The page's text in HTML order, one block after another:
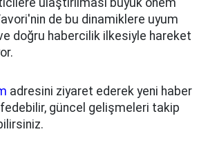
de bu dinamiklere uyum
ve doğru habercilik ilkesiyle hareket
adresini ziyaret ederek yeni haber
güncel gelişmeleri takip